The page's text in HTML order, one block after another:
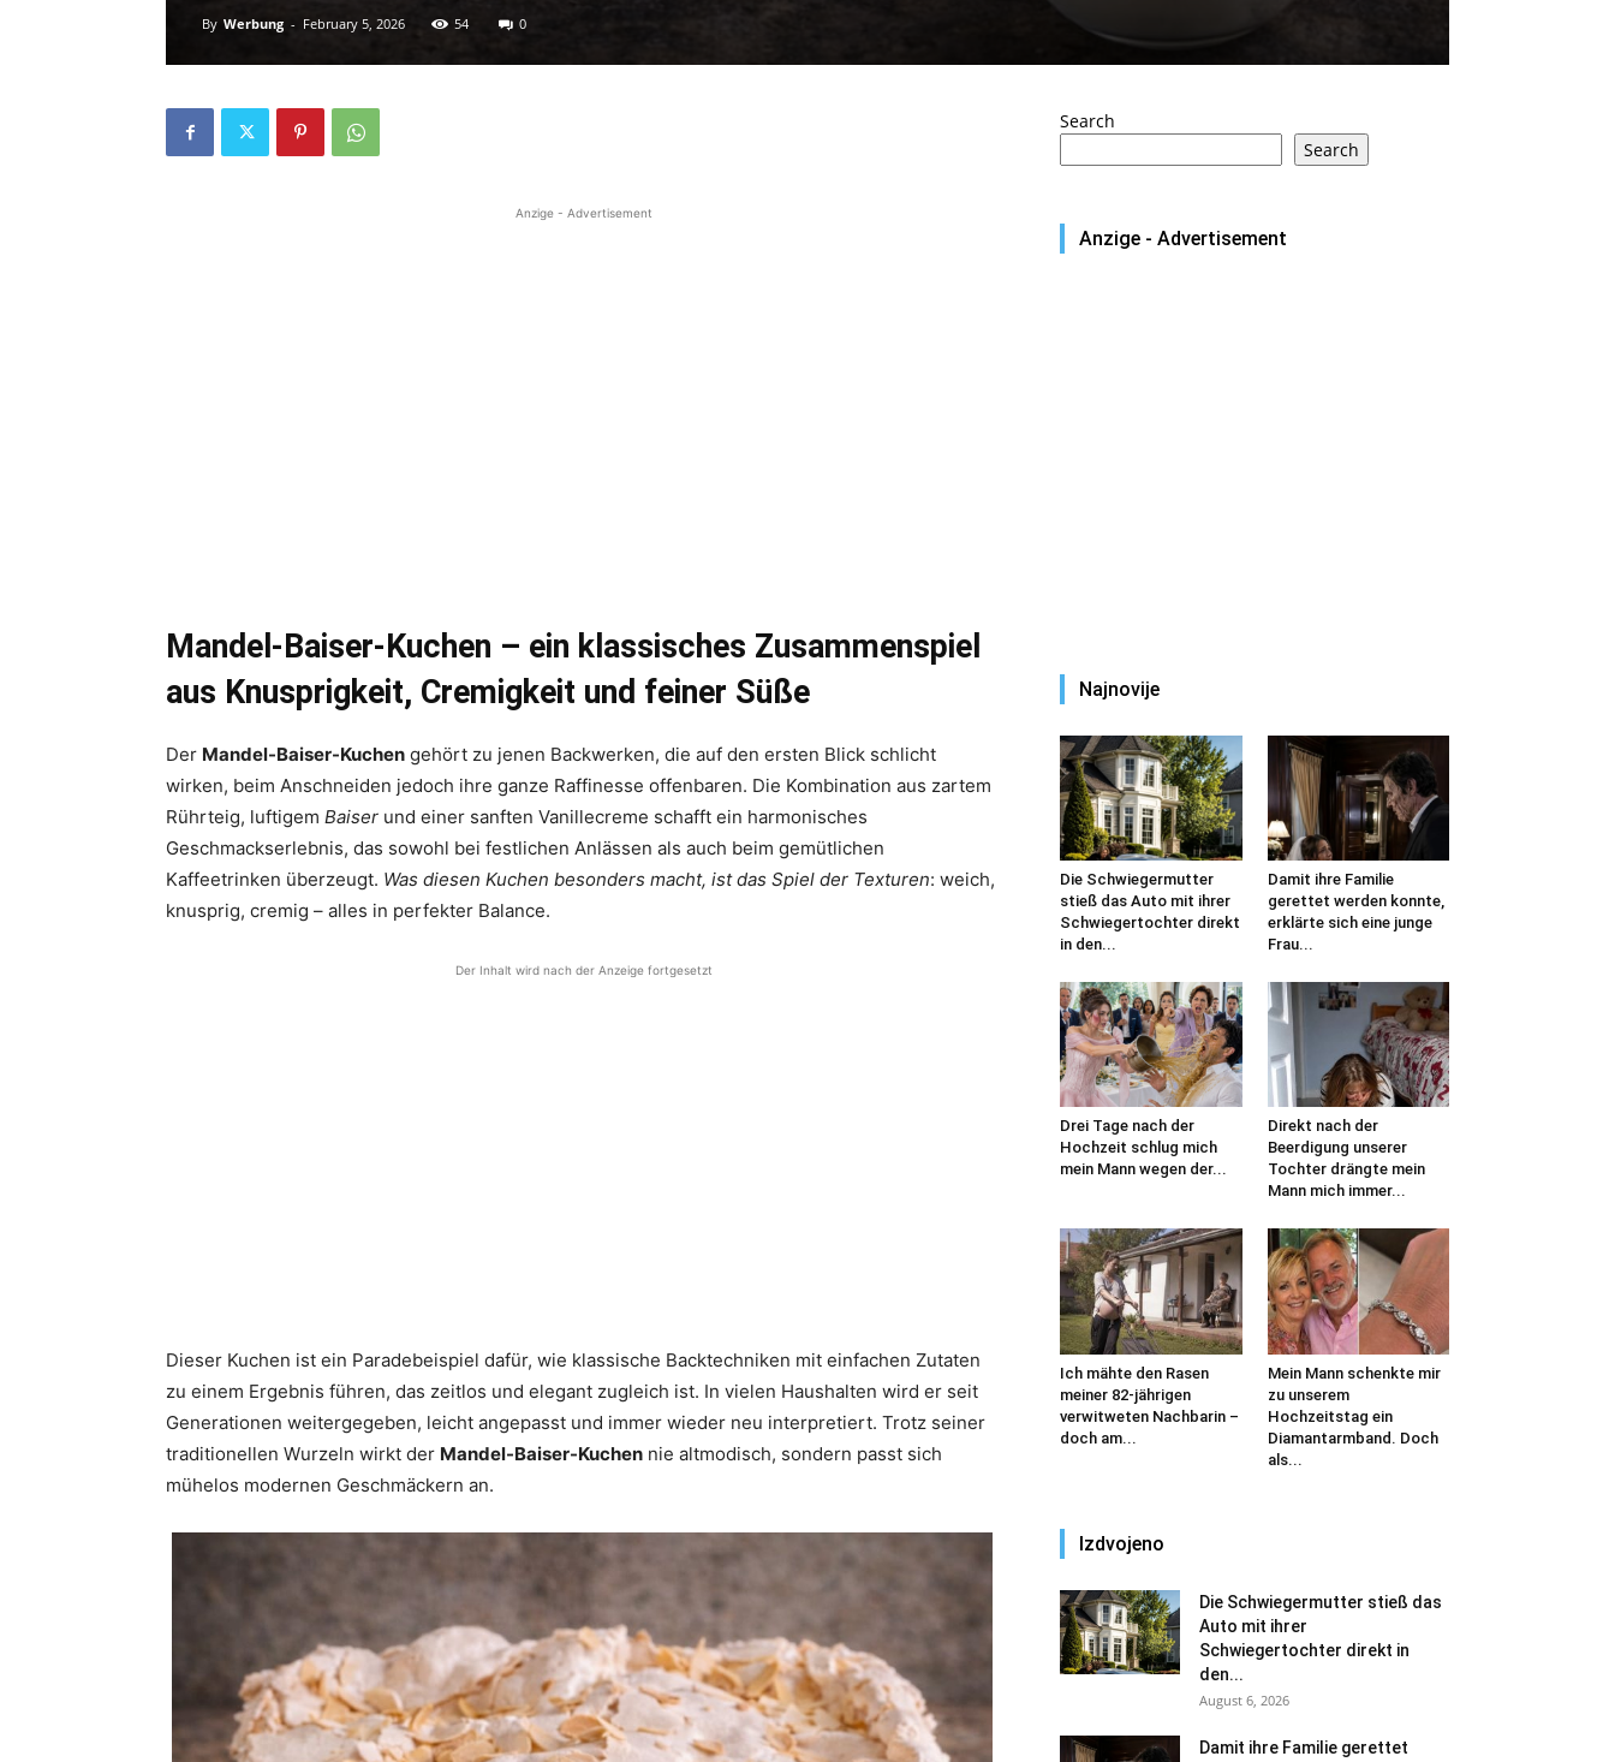
By Werbung - February 5, 2026 54 0
Anzige - Advertisement
Mandel-Baiser-Kuchen – ein klassisches Zusammenspiel
aus Knusprigkeit, Cremigkeit und feiner Süße
Der Mandel-Baiser-Kuchen gehört zu jenen Backwerken, die auf den ersten Blick schlicht
wirken, beim Anschneiden jedoch ihre ganze Raffinesse offenbaren. Die Kombination aus zartem
Rührteig, luftigem Baiser und einer sanften Vanillecreme schafft ein harmonisches
Geschmackserlebnis, das sowohl bei festlichen Anlässen als auch beim gemütlichen
Kaffeetrinken überzeugt. Was diesen Kuchen besonders macht, ist das Spiel der Texturen: weich,
knusprig, cremig – alles in perfekter Balance.
Der Inhalt wird nach der Anzeige fortgesetzt
Dieser Kuchen ist ein Paradebeispiel dafür, wie klassische Backtechniken mit einfachen Zutaten
zu einem Ergebnis führen, das zeitlos und elegant zugleich ist. In vielen Haushalten wird er seit
Generationen weitergegeben, leicht angepasst und immer wieder neu interpretiert. Trotz seiner
traditionellen Wurzeln wirkt der Mandel-Baiser-Kuchen nie altmodisch, sondern passt sich
mühelos modernen Geschmäckern an.
Search
Search
Anzige - Advertisement
Najnovije
Die Schwiegermutter
stieß das Auto mit ihrer
Schwiegertochter direkt
in den...
Damit ihre Familie
gerettet werden konnte,
erklärte sich eine junge
Frau...
Drei Tage nach der
Hochzeit schlug mich
mein Mann wegen der...
Direkt nach der
Beerdigung unserer
Tochter drängte mein
Mann mich immer...
Ich mähte den Rasen
meiner 82-jährigen
verwitweten Nachbarin –
doch am...
Mein Mann schenkte mir
zu unserem
Hochzeitstag ein
Diamantarmband. Doch
als...
Izdvojeno
Die Schwiegermutter stieß das
Auto mit ihrer
Schwiegertochter direkt in
den...
August 6, 2026
Damit ihre Familie gerettet